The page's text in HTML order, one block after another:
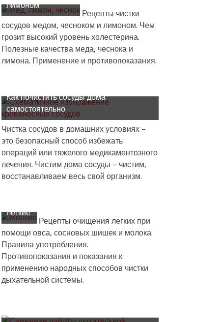
лимоном
Рецепты чистки
сосудов медом, чесноком и лимоном. Чем
грозит высокий уровень холестерина.
Полезные качества меда, чеснока и
лимона. Применение и противопоказания.
Как почистить сосуды дома
самостоятельно
Чистка сосудов в домашних условиях –
это безопасный способ избежать
операций или тяжелого медикаментозного
лечения. Чистим дома сосуды – чистим,
восстанавливаем весь свой организм.
Помогает
ли
легкие
Рецепты очищения легких при
помощи овса, сосновых шишек и молока.
Правила употребления.
Противопоказания и показания к
применению народных способов чистки
дыхательной системы.